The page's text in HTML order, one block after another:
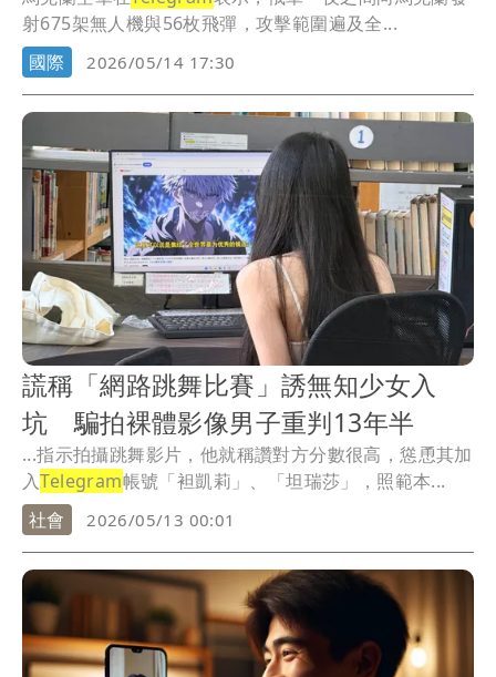
射675架無人機與56枚飛彈，攻擊範圍遍及全...
國際
2026/05/14 17:30
謊稱「網路跳舞比賽」誘無知少女入
坑 騙拍裸體影像男子重判13年半
...指示拍攝跳舞影片，他就稱讚對方分數很高，慫恿其加
入Telegram帳號「袒凱莉」、「坦瑞莎」，照範本...
社會
2026/05/13 00:01